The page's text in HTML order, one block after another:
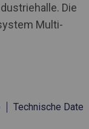
Die
Multi-
Technische Daten